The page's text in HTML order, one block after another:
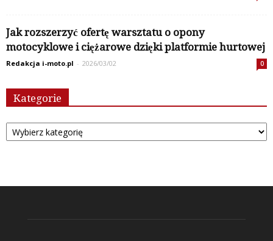
Jak rozszerzyć ofertę warsztatu o opony
motocyklowe i ciężarowe dzięki platformie hurtowej
Redakcja i-moto.pl - 2026/03/02 0
Kategorie
Kategorie